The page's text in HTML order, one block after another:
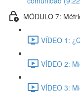
MÓDULO 7:
VÍDEO 1:
VÍDEO 2:
VÍDEO 3: